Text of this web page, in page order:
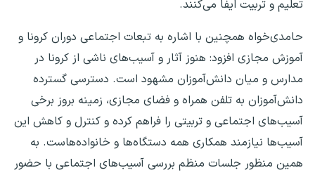
تعلیم و تربیت ایفا می‌کنند.
حامدی‌خواه همچنین با اشاره به تبعات اجتماعی دوران کرونا و
آموزش مجازی افزود: هنوز آثار و آسیب‌های ناشی از کرونا در
مدارس و میان دانش‌آموزان مشهود است. دسترسی گسترده
دانش‌آموزان به تلفن همراه و فضای مجازی، زمینه بروز برخی
آسیب‌های اجتماعی و تربیتی را فراهم کرده و کنترل و کاهش این
آسیب‌ها نیازمند همکاری همه دستگاه‌ها و خانواده‌هاست. به
همین منظور جلسات منظم بررسی آسیب‌های اجتماعی با حضور